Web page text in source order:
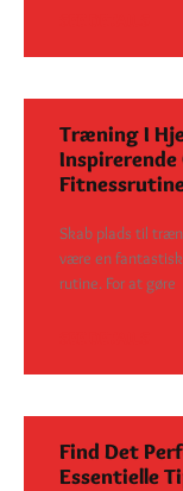
Træning I
Skab plads til
være en
rutine. For at gøre
Find Det
Essentielle